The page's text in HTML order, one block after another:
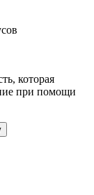
которая
при помощи